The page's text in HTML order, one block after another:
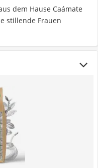
dem Hause Caámate
stillende Frauen